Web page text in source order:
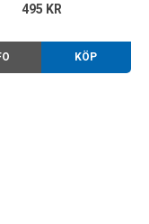
495 KR
KÖP